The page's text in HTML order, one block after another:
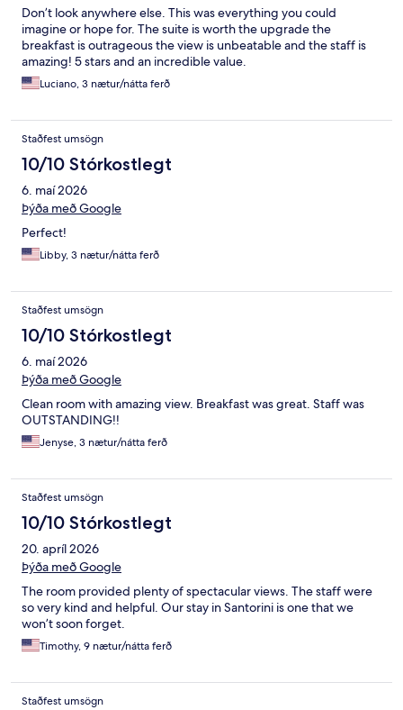
Don’t look anywhere else. This was everything you could
imagine or hope for. The suite is worth the upgrade the
breakfast is outrageous the view is unbeatable and the staff is
amazing! 5 stars and an incredible value.
Luciano, 3 nætur/nátta ferð
Staðfest umsögn
10/10 Stórkostlegt
6. maí 2026
Þýða með Google
Perfect!
Libby, 3 nætur/nátta ferð
Staðfest umsögn
10/10 Stórkostlegt
6. maí 2026
Þýða með Google
Clean room with amazing view. Breakfast was great. Staff was
OUTSTANDING!!
Jenyse, 3 nætur/nátta ferð
Staðfest umsögn
10/10 Stórkostlegt
20. apríl 2026
Þýða með Google
The room provided plenty of spectacular views. The staff were
so very kind and helpful. Our stay in Santorini is one that we
won’t soon forget.
Timothy, 9 nætur/nátta ferð
Staðfest umsögn